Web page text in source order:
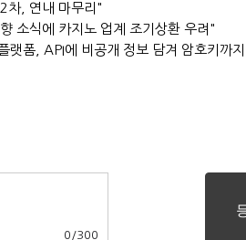
차, 연내 마무리"
소식에 카지노 업계 조기상환 우려"
랫폼, API에 비공개 정보 담겨 암호키까
0 /300